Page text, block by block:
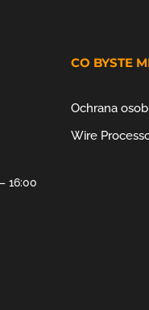
16:00
CO BYSTE
Ochrana
Wire